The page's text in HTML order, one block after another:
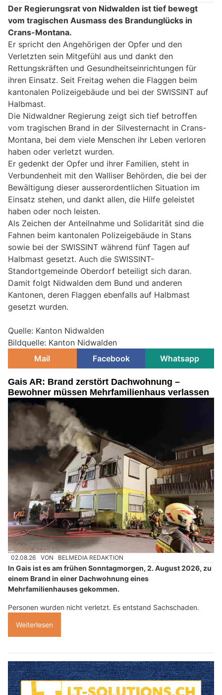
Der Regierungsrat von Nidwalden ist tief bewegt
vom tragischen Ausmass des Brandunglücks in
Crans-Montana.
Er spricht den Angehörigen der Opfer und den
Verletzten sein Mitgefühl aus und dankt den
Rettungskräften und Gesundheitseinrichtungen für
ihren Einsatz. Seit Freitag wehen die Flaggen beim
kantonalen Polizeigebäude und bei der SWISSINT auf
Halbmast.
Die Nidwaldner Regierung zeigt sich tief betroffen
vom tragischen Brand in der Silvesternacht in Crans-
Montana, bei dem viele Menschen ihr Leben verloren
haben oder verletzt wurden.
Er gedenkt der Opfer und ihrer Familien, steht in
Verbundenheit mit den Walliser Behörden, die bei der
Bewältigung dieser ausserordentlichen Situation im
Einsatz stehen, und dankt allen, die Hilfe geleistet
haben oder noch leisten.
Als Zeichen der Anteilnahme und Solidarität sind die
Fahnen beim kantonalen Polizeigebäude in Stans
sowie bei der SWISSINT während fünf Tagen auf
Halbmast gesetzt. Auch die SWISSINT-
Standortgemeinde Oberdorf beteiligt sich daran.
Damit folgt Nidwalden dem Bund und anderen
Kantonen, deren Flaggen ebenfalls auf Halbmast
gesetzt wurden.
Quelle: Kanton Nidwalden
Bildquelle: Kanton Nidwalden
Mail
Facebook Whatsapp
Gais AR: Brand zerstört Dachwohnung –
Bewohner müssen Mehrfamilienhaus verlassen
02.08.26 VON BELMEDIA REDAKTION
In Gais ist es am frühen Sonntagmorgen, 2. August 2026, zu
einem Brand in einer Dachwohnung eines
Mehrfamilienhauses gekommen.
Personen wurden nicht verletzt. Es entstand Sachschaden.
Weiterlesen